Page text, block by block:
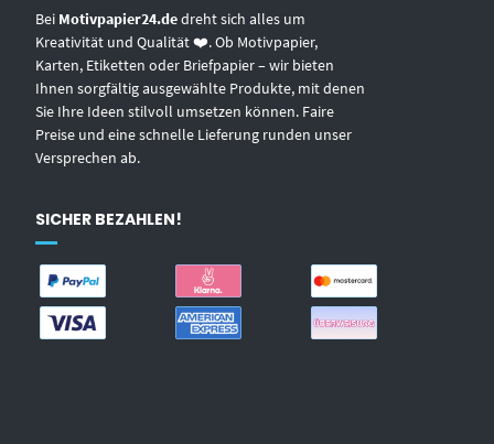
Bei Motivpapier24.dedreht sich alles um
Kreativität und Qualität ❤️. Ob Motivpapier,
Karten, Etiketten oder Briefpapier – wir bieten
Ihnen sorgfältig ausgewählte Produkte, mit denen
Sie Ihre Ideen stilvoll umsetzen können. Faire
Preise und eine schnelle Lieferung runden unser
Versprechen ab.
SICHER BEZAHLEN!